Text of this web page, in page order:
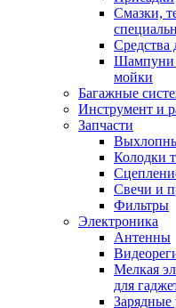
Смазки,
Средства
Шампуни
мойки
Багажные
Инструмент и
Запчасти
Колодки
Свечи и
Фильтры
Электроника
Антенны
Мелкая
для
Зарядные